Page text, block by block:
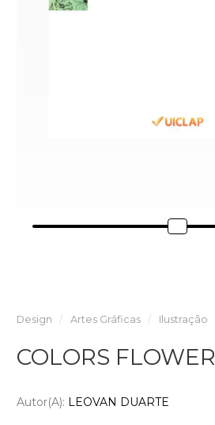
Design Artes Gráficas Ilustração
COLORS FLOWER
Autor(a): LEOVAN DUARTE